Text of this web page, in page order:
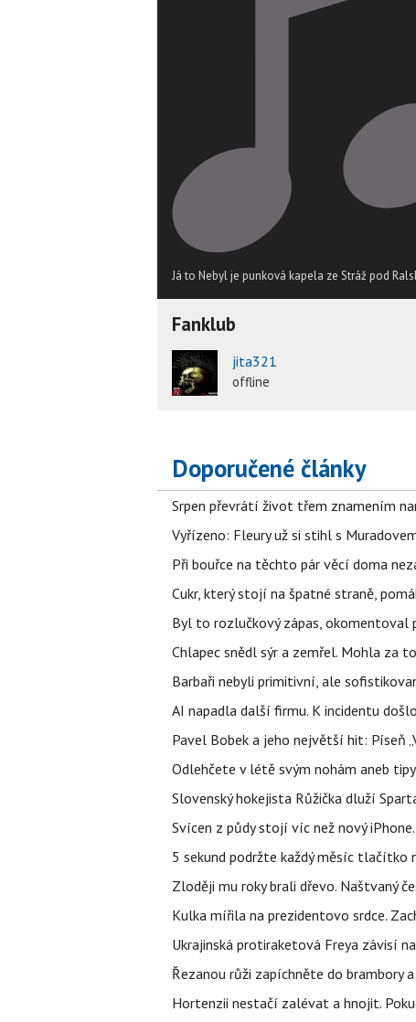
Já to Nebyl je punková kapela ze Stráž pod
Fanklub
jita321
offline
Doporučené články
Srpen převrátí život třem znamením
Vyřízeno: Fleury už si stihl s
Při bouřce na těchto pár věcí doma
Cukr, který stojí na špatné straně,
Byl to rozlučkový zápas, okomentoval
Chlapec snědl sýr a zemřel. Mohla za
Barbaři nebyli primitivní, ale
AI napadla další firmu. K incidentu
Pavel Bobek a jeho největší hit: Píseň
Odlehčete v létě svým nohám aneb
Slovenský hokejista Růžička dluží
Svícen z půdy stojí víc než nový
5 sekund podržte každý měsíc tlačítko
Zloději mu roky brali dřevo. Naštvaný
Kulka mířila na prezidentovo srdce.
Ukrajinská protiraketová Freya závisí
Řezanou růži zapíchněte do brambory
Hortenzii nestačí zalévat a hnojit.